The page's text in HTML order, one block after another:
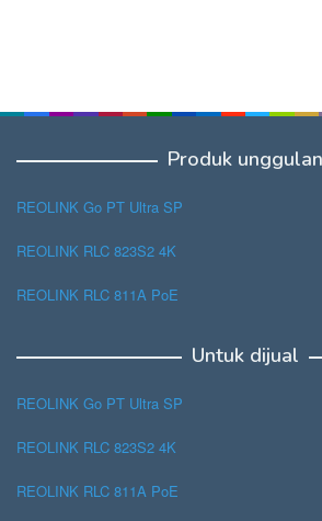
Produk unggulan
REOLINK Go PT Ultra SP
REOLINK RLC 823S2 4K
REOLINK RLC 811A PoE
Untuk dijual
REOLINK Go PT Ultra SP
REOLINK RLC 823S2 4K
REOLINK RLC 811A PoE